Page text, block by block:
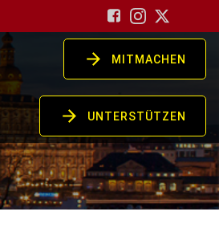
MITMACHEN
UNTERSTÜTZEN